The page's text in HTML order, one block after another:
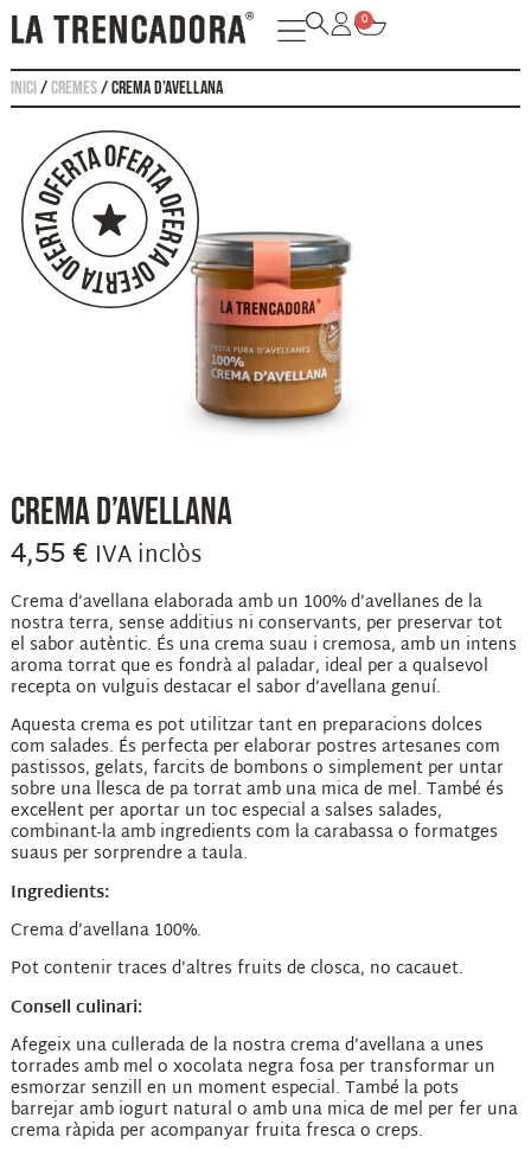
0
Inici/Cremes/ CREMA D’AVELLANA
CREMA D’AVELLANA
4,55€ IVA inclòs
Crema d’avellana elaborada amb un 100% d’avellanes de la
nostra terra, sense additius ni conservants, per preservar tot
el sabor autèntic. És una crema suau i cremosa, amb un intens
aroma torrat que es fondrà al paladar, ideal per a qualsevol
recepta on vulguis destacar el sabor d’avellana genuí.
Aquesta crema es pot utilitzar tant en preparacions dolces
com salades. És perfecta per elaborar postres artesanes com
pastissos, gelats, farcits de bombons o simplement per untar
sobre una llesca de pa torrat amb una mica de mel. També és
excel·lent per aportar un toc especial a salses salades,
combinant-la amb ingredients com la carabassa o formatges
suaus per sorprendre a taula.
Ingredients:
Crema d’avellana 100%.
Pot contenir traces d’altres fruits de closca, no cacauet.
Consell culinari:
Afegeix una cullerada de la nostra crema d’avellana a unes
torrades amb mel o xocolata negra fosa per transformar un
esmorzar senzill en un moment especial. També la pots
barrejar amb iogurt natural o amb una mica de mel per fer una
crema ràpida per acompanyar fruita fresca o creps.